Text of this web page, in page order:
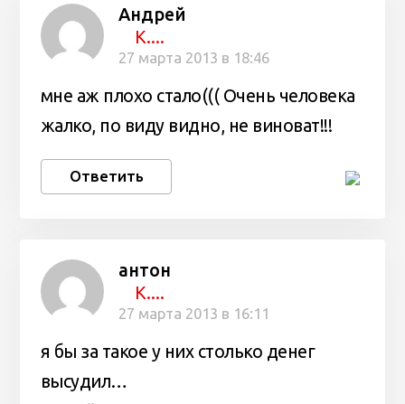
Андрей
К....
27 марта 2013 в 18:46
мне аж плохо стало((( Очень человека
жалко, по виду видно, не виноват!!!
Ответить
антон
К....
27 марта 2013 в 16:11
я бы за такое у них столько денег
высудил…